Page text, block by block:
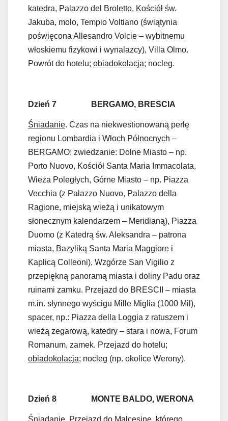
katedra, Palazzo del Broletto, Kościół św.
Jakuba, molo, Tempio Voltiano (świątynia
poświęcona Allesandro Volcie – wybitnemu
włoskiemu fizykowi i wynalazcy), Villa Olmo.
Powrót do hotelu; obiadokolacja; nocleg.
Dzień 7 BERGAMO, BRESCIA
Śniadanie. Czas na niekwestionowaną perłę
regionu Lombardia i Włoch Północnych –
BERGAMO; zwiedzanie: Dolne Miasto – np.
Porto Nuovo, Kościół Santa Maria Immacolata,
Wieża Poległych, Górne Miasto – np. Piazza
Vecchia (z Palazzo Nuovo, Palazzo della
Ragione, miejską wieżą i unikatowym
słonecznym kalendarzem – Meridianą), Piazza
Duomo (z Katedrą św. Aleksandra – patrona
miasta, Bazyliką Santa Maria Maggiore i
Kaplicą Colleoni), Wzgórze San Vigilio z
przepiękną panoramą miasta i doliny Padu oraz
ruinami zamku. Przejazd do BRESCII – miasta
m.in. słynnego wyścigu Mille Miglia (1000 Mil),
spacer, np.: Piazza della Loggia z ratuszem i
wieżą zegarową, katedry – stara i nowa, Forum
Romanum, zamek. Przejazd do hotelu;
obiadokolacja; nocleg (np. okolice Werony).
Dzień 8 MONTE BALDO, WERONA